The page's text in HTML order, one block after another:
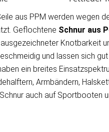
aus PPM werden wegen
Geflochtene Schnur aus
Knotbarkeit
und lassen sich
ein breites
Armbändern,
auch auf Sportbooten